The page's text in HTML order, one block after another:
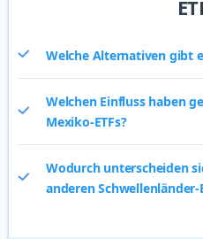
Welche Alternativen gibt
Welchen Einfluss haben
Mexiko-ETFs?
Wodurch unterscheiden
anderen Schwellenländer-